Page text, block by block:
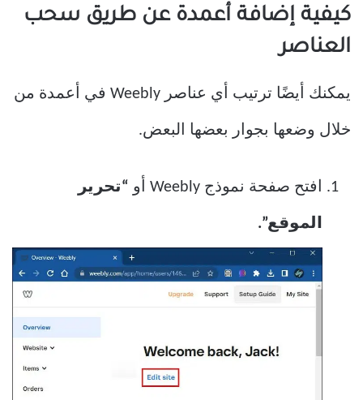
كيفية إضافة أعمدة عن طريق سحب
العناصر
يمكنك أيضًا ترتيب أي عناصر Weebly في أعمدة من
خلال وضعها بجوار بعضها البعض.
افتح صفحة نموذج Weebly أو “تحرير
الموقع”.